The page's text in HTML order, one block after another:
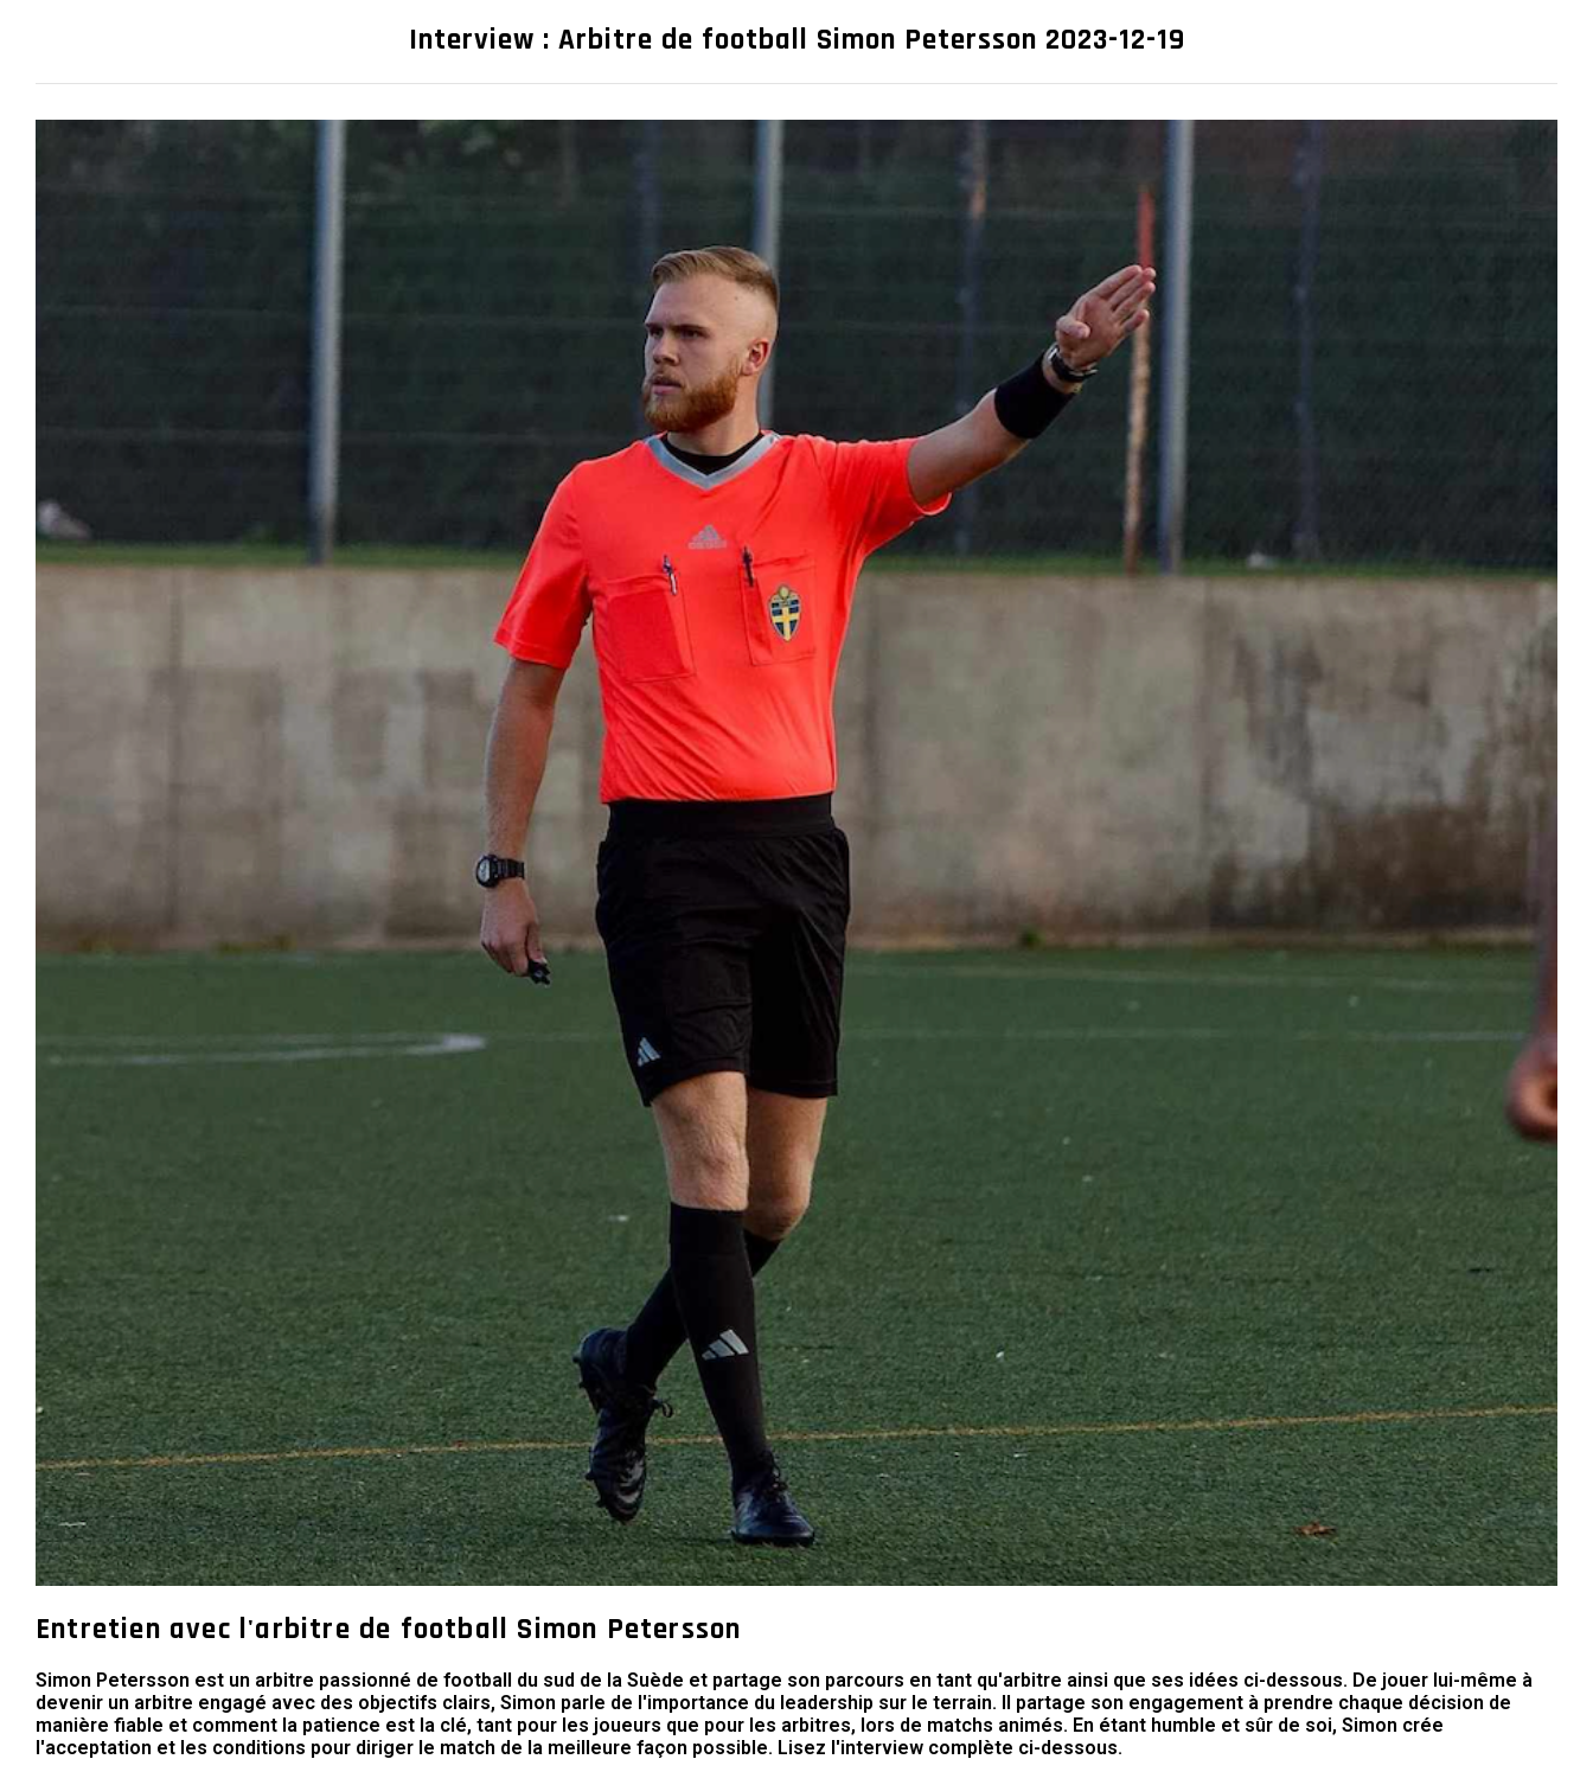
Interview : Arbitre de football Simon Petersson 2023-12-19
Entretien avec l'arbitre de football Simon Petersson
Simon Petersson est un arbitre passionné de football du sud de la Suède et partage son parcours en tant qu'arbitre ainsi que ses idées ci-dessous. De jouer lui-même à
devenir un arbitre engagé avec des objectifs clairs, Simon parle de l'importance du leadership sur le terrain. Il partage son engagement à prendre chaque décision de
manière fiable et comment la patience est la clé, tant pour les joueurs que pour les arbitres, lors de matchs animés. En étant humble et sûr de soi, Simon crée
l'acceptation et les conditions pour diriger le match de la meilleure façon possible. Lisez l'interview complète ci-dessous.